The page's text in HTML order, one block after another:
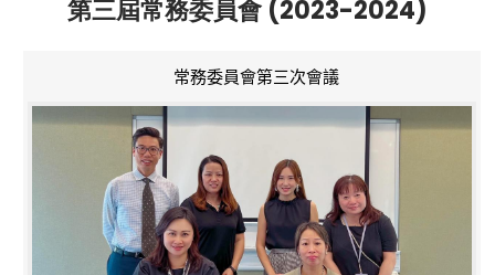
第三屆常務委員會 (2023-2024)
常務委員會第三次會議